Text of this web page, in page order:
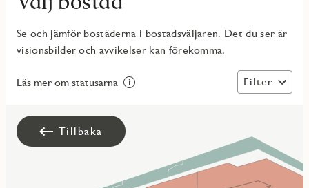
Se och jämför bostäderna i bostadsväljaren. Det du ser är
visionsbilder och avvikelser kan förekomma.
Läs mer om statusarna Filter
Tillbaka